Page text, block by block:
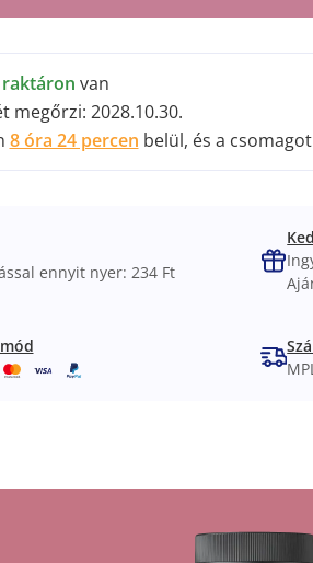
raktáron van
megőrzi: 2028.10.30.
8 óra 24 percen belül, és a
ennyit nyer: 234 Ft